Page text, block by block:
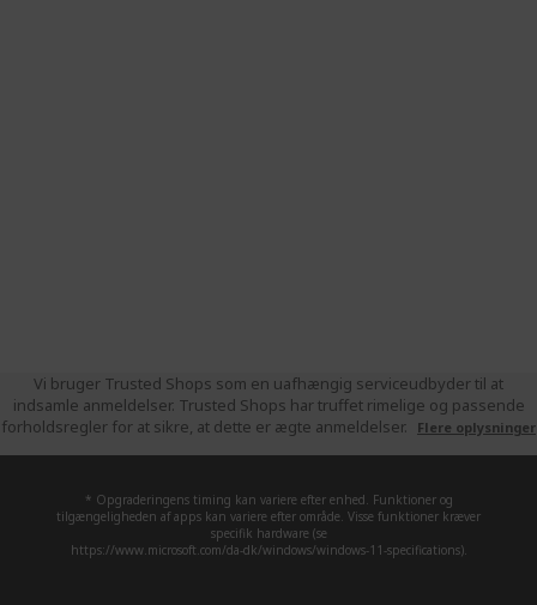
Vi bruger Trusted Shops som en uafhængig serviceudbyder til at
indsamle anmeldelser. Trusted Shops har truffet rimelige og passende
forholdsregler for at sikre, at dette er ægte anmeldelser.
Flere oplysninger
* Opgraderingens timing kan variere efter enhed. Funktioner og
tilgængeligheden af apps kan variere efter område. Visse funktioner kræver
specifik hardware (se
https://www.microsoft.com/da-dk/windows/windows-11-specifications).